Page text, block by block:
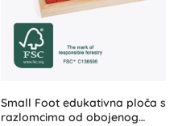
Small Foot edukativna ploča s
razlomcima od obojenog